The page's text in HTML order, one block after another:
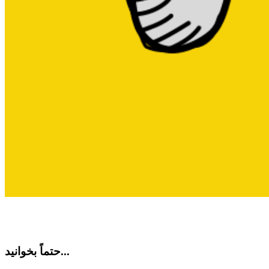
حتماً بخوانید...